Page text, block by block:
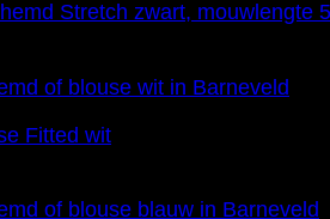
Stretch zwart, mouwlengte 5
Fitted wit